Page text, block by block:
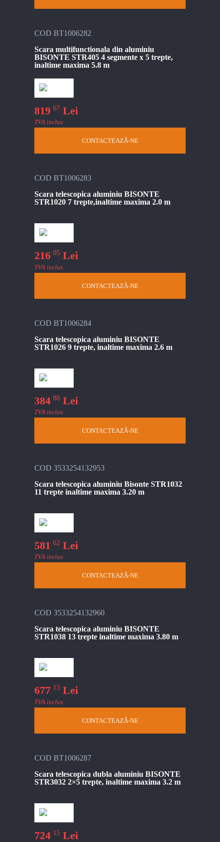
COD BT1006282
Scara multifunctionala din aluminiu
BISONTE STR405 4 segmente x 5 trepte,
inaltime maxima 5.8 m
819 67 Lei
TVA inclus
CONTACTEAZĂ-NE
COD BT1006283
Scara telescopica aluminiu BISONTE
STR1020 7 trepte,inaltime maxima 2.0 m
216 05 Lei
TVA inclus
CONTACTEAZĂ-NE
COD BT1006284
Scara telescopica aluminiu BISONTE
STR1026 9 trepte, inaltime maxima 2.6 m
384 88 Lei
TVA inclus
CONTACTEAZĂ-NE
COD 3533254132953
Scara telescopica aluminiu Bisonte STR1032
11 trepte inaltime maxima 3.20 m
581 62 Lei
TVA inclus
CONTACTEAZĂ-NE
COD 3533254132960
Scara telescopica aluminiu BISONTE
STR1038 13 trepte inaltime maxima 3.80 m
677 13 Lei
TVA inclus
CONTACTEAZĂ-NE
COD BT1006287
Scara telescopica dubla aluminiu BISONTE
STR3032 2×5 trepte, inaltime maxima 3.2 m
724 15 Lei